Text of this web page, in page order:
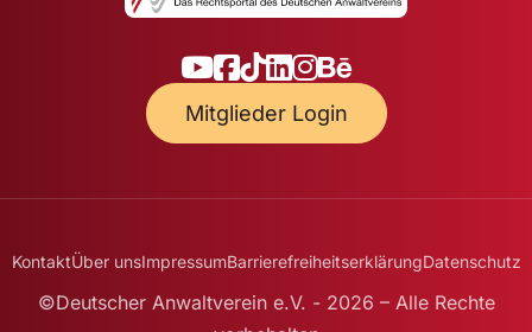
Mitglieder Login
KontaktÜber unsImpressumBarrierefreiheitserklärungDatenschutz
©Deutscher Anwaltverein e.V. - 2026 – Alle Rechte